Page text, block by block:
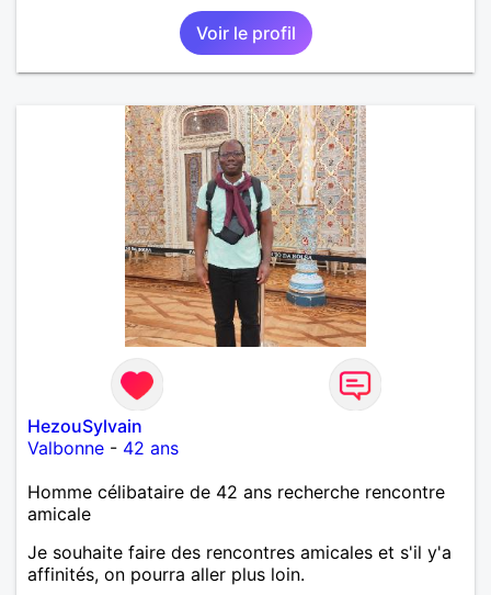
Voir le profil
HezouSylvain
Valbonne - 42 ans
Homme célibataire de 42 ans recherche rencontre
amicale
Je souhaite faire des rencontres amicales et s'il y'a
affinités, on pourra aller plus loin.